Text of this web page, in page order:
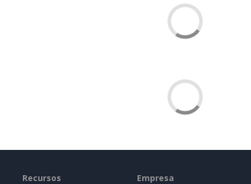
Recursos Empresa